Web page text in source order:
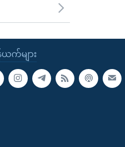
က်များ